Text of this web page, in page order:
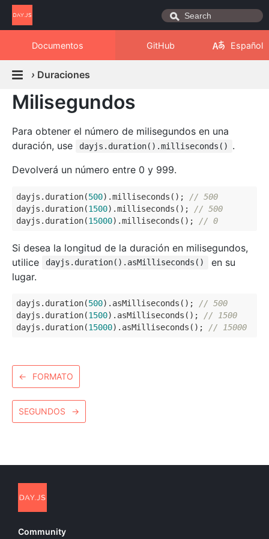
Documentos GitHub Español
› Duraciones
Milisegundos
Para obtener el número de milisegundos en una
duración, use
dayjs.duration().milliseconds()
.
Devolverá un número entre 0 y 999.
dayjs.duration(500).milliseconds();
// 500
dayjs.duration(1500).milliseconds();
// 500
dayjs.duration(15000).milliseconds(); // 0
Si desea la longitud de la duración en milisegundos,
utilice
dayjs.duration().asMilliseconds()
en su
lugar.
dayjs.duration(500).asMilliseconds(); // 500
dayjs.duration(1500).asMilliseconds(); // 1500
dayjs.duration(15000).asMilliseconds(); // 15000
← FORMATO
SEGUNDOS →
Community